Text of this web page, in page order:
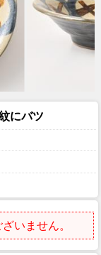
にバツ
いません。